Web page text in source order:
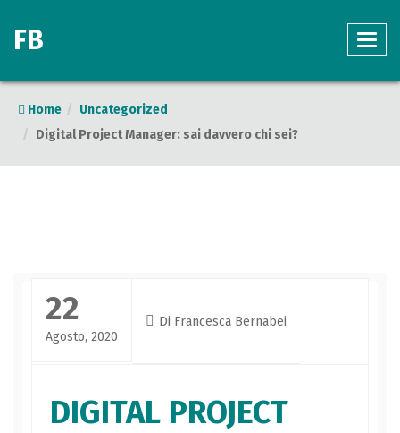
FB
Home
Uncategorized
Digital Project Manager: sai davvero chi sei?
22
Agosto, 2020
Di Francesca Bernabei
DIGITAL PROJECT